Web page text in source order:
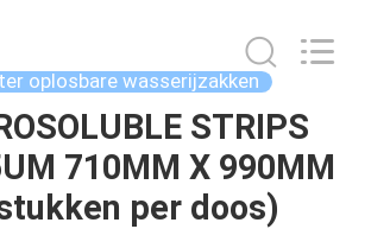
oplosbare wasserijzakken
STRIPS
710MM X 990MM
per doos)